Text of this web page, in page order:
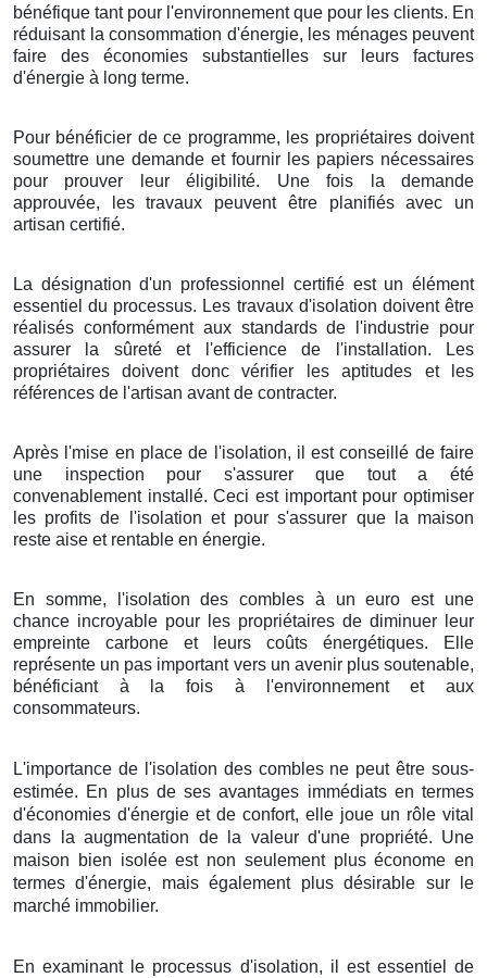
bénéfique tant pour l'environnement que pour les clients. En
réduisant la consommation d'énergie, les ménages peuvent
faire des économies substantielles sur leurs factures
d'énergie à long terme.
Pour bénéficier de ce programme, les propriétaires doivent
soumettre une demande et fournir les papiers nécessaires
pour prouver leur éligibilité. Une fois la demande
approuvée, les travaux peuvent être planifiés avec un
artisan certifié.
La désignation d'un professionnel certifié est un élément
essentiel du processus. Les travaux d'isolation doivent être
réalisés conformément aux standards de l'industrie pour
assurer la sûreté et l'efficience de l'installation. Les
propriétaires doivent donc vérifier les aptitudes et les
références de l'artisan avant de contracter.
Après l'mise en place de l'isolation, il est conseillé de faire
une inspection pour s'assurer que tout a été
convenablement installé. Ceci est important pour optimiser
les profits de l'isolation et pour s'assurer que la maison
reste aise et rentable en énergie.
En somme, l'isolation des combles à un euro est une
chance incroyable pour les propriétaires de diminuer leur
empreinte carbone et leurs coûts énergétiques. Elle
représente un pas important vers un avenir plus soutenable,
bénéficiant à la fois à l'environnement et aux
consommateurs.
L'importance de l'isolation des combles ne peut être sous-
estimée. En plus de ses avantages immédiats en termes
d'économies d'énergie et de confort, elle joue un rôle vital
dans la augmentation de la valeur d'une propriété. Une
maison bien isolée est non seulement plus économe en
termes d'énergie, mais également plus désirable sur le
marché immobilier.
En examinant le processus d'isolation, il est essentiel de